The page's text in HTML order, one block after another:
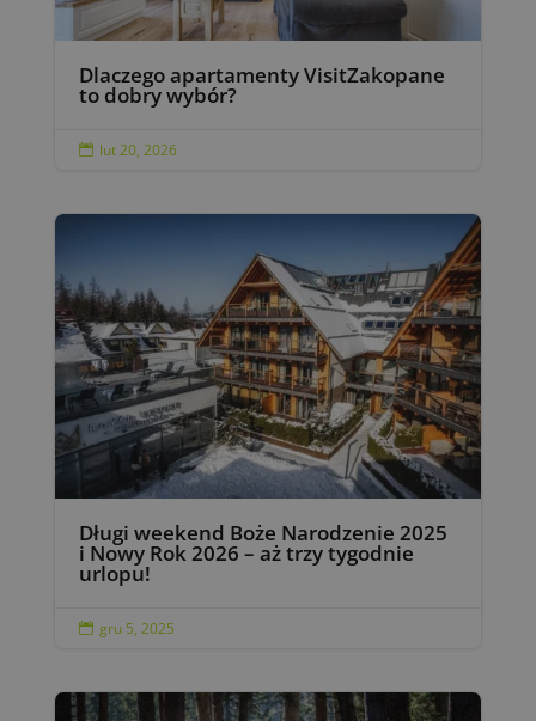
Dlaczego apartamenty VisitZakopane
to dobry wybór?
 lut 20, 2026
Długi weekend Boże Narodzenie 2025
i Nowy Rok 2026 – aż trzy tygodnie
urlopu!
 gru 5, 2025